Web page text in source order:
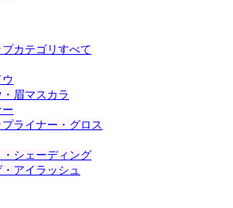
プカテゴリすべて
眉マスカラ
ライナー・グロス
シェーディング
アイラッシュ